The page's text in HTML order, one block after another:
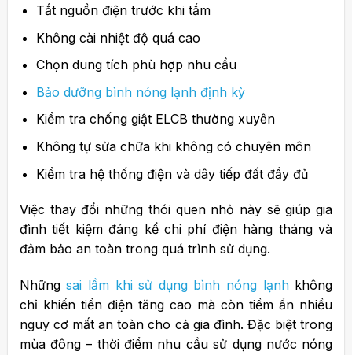
Tắt nguồn điện trước khi tắm
Không cài nhiệt độ quá cao
Chọn dung tích phù hợp nhu cầu
Bảo dưỡng bình nóng lạnh định kỳ
Kiểm tra chống giật ELCB thường xuyên
Không tự sửa chữa khi không có chuyên môn
Kiểm tra hệ thống điện và dây tiếp đất đầy đủ
Việc thay đổi những thói quen nhỏ này sẽ giúp gia
đình tiết kiệm đáng kể chi phí điện hàng tháng và
đảm bảo an toàn trong quá trình sử dụng.
Nhữngsai lầm khi sử dụng bình nóng lạnhkhông
chỉ khiến tiền điện tăng cao mà còn tiềm ẩn nhiều
nguy cơ mất an toàn cho cả gia đình. Đặc biệt trong
mùa đông – thời điểm nhu cầu sử dụng nước nóng